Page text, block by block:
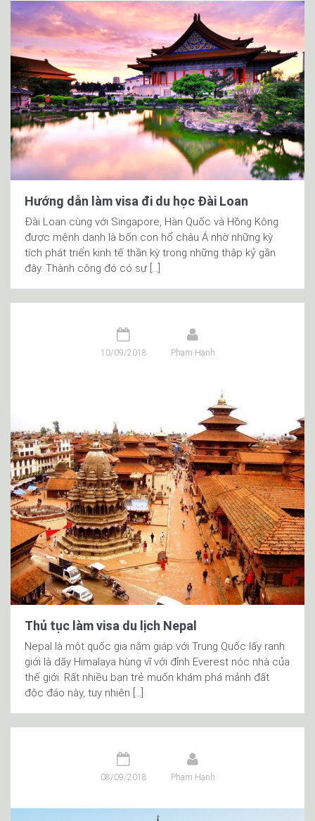
Hướng dẫn làm visa đi du học Đài Loan
Đài Loan cùng với Singapore, Hàn Quốc và Hồng Kông
được mệnh danh là bốn con hổ châu Á nhờ những kỳ
tích phát triển kinh tế thần kỳ trong những thập kỷ gần
đây. Thành công đó có sự […]
10/09/2018 Phạm Hạnh
Thủ tục làm visa du lịch Nepal
Nepal là một quốc gia nằm giáp với Trung Quốc lấy ranh
giới là dãy Himalaya hùng vĩ với đỉnh Everest nóc nhà của
thế giới. Rất nhiều bạn trẻ muốn khám phá mảnh đất
độc đáo này, tuy nhiên […]
08/09/2018 Phạm Hạnh